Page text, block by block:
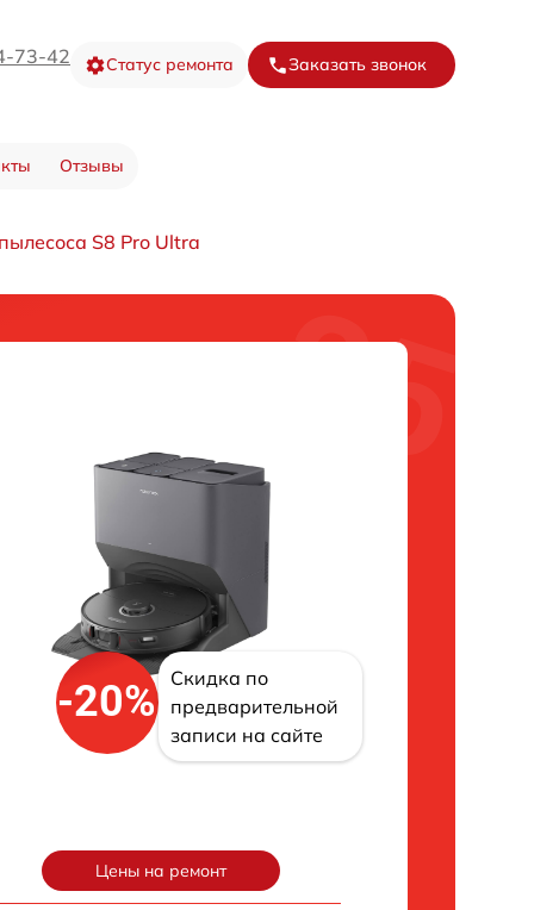
73-42 Статус ремонта Заказать звонок
Отзывы
S8 Pro Ultra
-20%
Скидка по
предварительной
записи на сайте
Цены на ремонт